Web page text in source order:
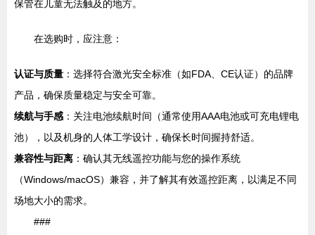
保管在儿童无法触及的地方。
在选购时，应注意：
认证与质量 ：选择符合激光安全标准（如FDA、CE认证）的品牌
产品，确保质量稳定与安全可靠。
续航与手感 ：关注电池续航时间（通常使用AAA电池或可充电锂电
池），以及机身的人体工学设计，确保长时间握持舒适。
兼容性与距离 ：确认其无线遥控功能与您的操作系统
（Windows/macOS）兼容，并了解其有效遥控距离，以满足不同
场地大小的需求。
###